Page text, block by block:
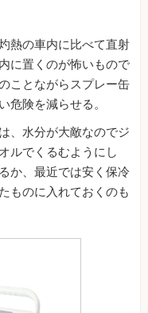
熱の車内に比べて直射
に置くのが怖いもので
ことながらスプレー缶
危険を減らせる。
、水分が大敵なのでジ
ルでくるむようにし
か、最近では安く保冷
ものに入れておくのも